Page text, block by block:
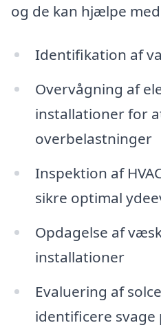
og de kan hjælpe
Identifikation af
Overvågning af
installationer for
overbelastninger
Inspektion af
sikre optimal
Opdagelse af
installationer
Evaluering af
identificere